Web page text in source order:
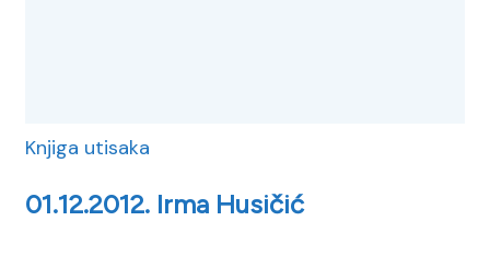
Knjiga utisaka
01.12.2012. Irma Husičić